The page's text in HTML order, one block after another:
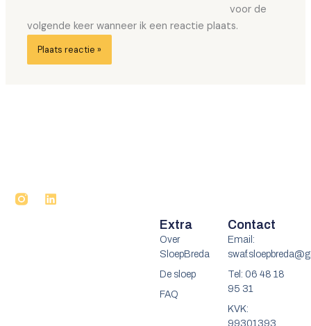
voor de
volgende keer wanneer ik een reactie plaats.
L
Extra
Over
SloepBreda
De sloep
FAQ
Contact
Email:
Tel: 06 48 18
95 31
KVK:
99301393